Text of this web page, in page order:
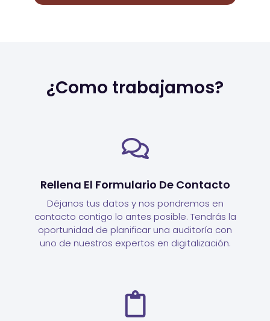
¿Como trabajamos?
Rellena El Formulario De Contacto
Déjanos tus datos y nos pondremos en
contacto contigo lo antes posible. Tendrás la
oportunidad de planificar una auditoría con
uno de nuestros expertos en digitalización.